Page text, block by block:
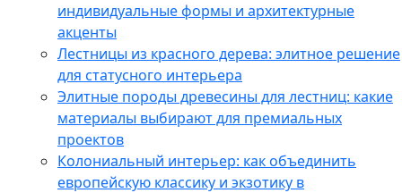
индивидуальные формы и архитектурные
акценты
Лестницы из красного дерева: элитное решение
для статусного интерьера
Элитные породы древесины для лестниц: какие
материалы выбирают для премиальных
проектов
Колониальный интерьер: как объединить
европейскую классику и экзотику в